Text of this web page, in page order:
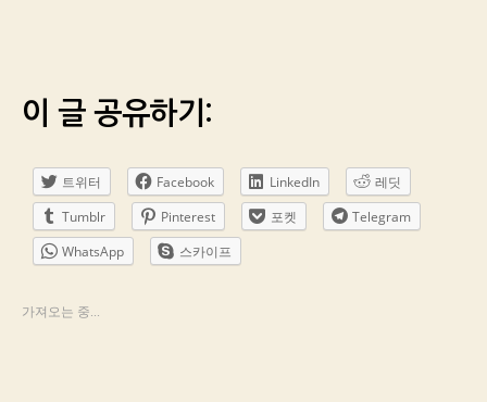
이 글 공유하기:
트위터 Facebook LinkedIn
레딧
Tumblr
Pinterest 포켓
Telegram
WhatsApp
스카이프
가져오는 중...